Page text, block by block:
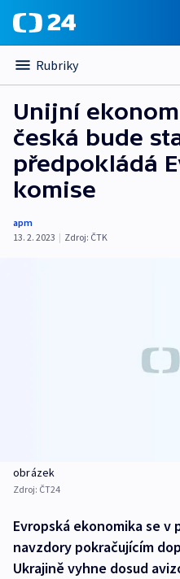
Rubriky
Unijní
česká bude
předpokládá
komise
apm
13. 2. 2023 | Zdroj: ČTK
obrázek
Zdroj: ČT24
Evropská ekonomika se
navzdory pokračujícím
Ukrajině vyhne dosud